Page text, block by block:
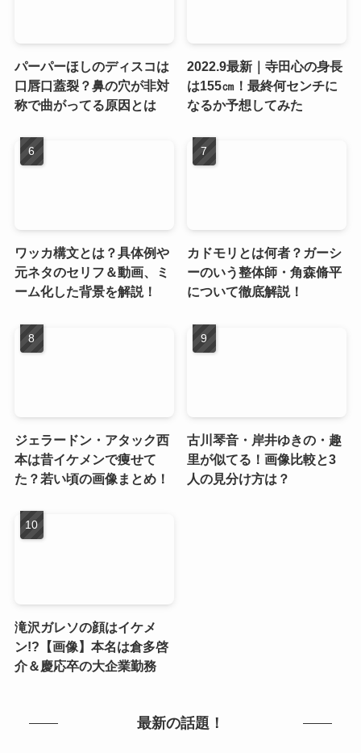
パーパーほしのディスコは
口唇口蓋裂？鼻の穴が非対
称で曲がってる原因とは
2022.9最新｜寺田心の身長
は155㎝！最終何センチに
なるか予想してみた
ワッカ構文とは？具体例や
元ネタのセリフ＆動画、ミ
ーム化した背景を解説！
カドモリとは何者？ガーシ
ーのいう整体師・角森脩平
について徹底解説！
ジェラードン・アタック西
本は昔イケメンで痩せて
た？若い頃の画像まとめ！
古川琴音・岸井ゆきの・趣
里が似てる！画像比較と3
人の見分け方は？
滝沢ガレソの顔はイケメ
ン!?【画像】本名は倉多啓
介＆慶応卒の大企業勤務
最新の話題！